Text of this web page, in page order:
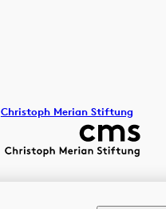
Christoph Merian Stiftung